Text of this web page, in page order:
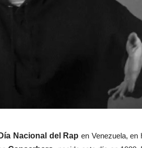
Nacional del Rapen Venezuela, en